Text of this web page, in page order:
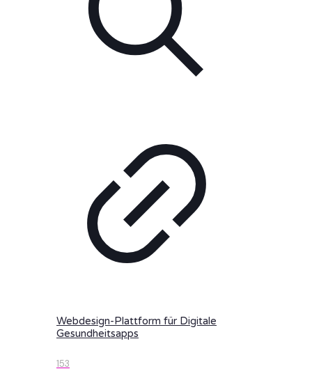
Webdesign-Plattform für Digitale
Gesundheitsapps
153